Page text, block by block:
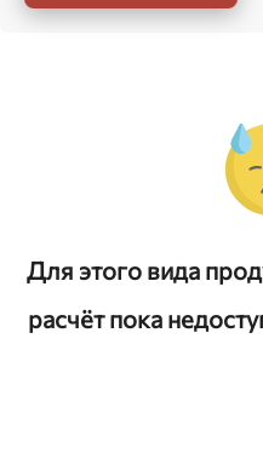
Для этого вида
расчёт пока